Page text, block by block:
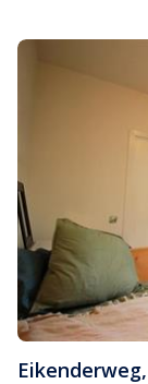
Eikenderweg,